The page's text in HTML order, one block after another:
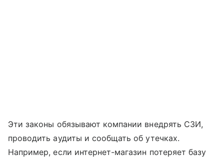
Эти законы обязывают компании внедрять СЗИ,
проводить аудиты и сообщать об утечках.
Например, если интернет-магазин потеряет базу